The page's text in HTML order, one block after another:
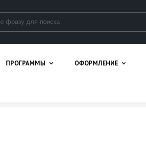
ПРОГРАММЫ ОФОРМЛЕНИЕ